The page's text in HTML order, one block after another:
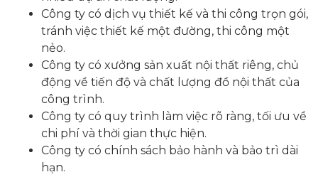
Công ty có dịch vụ thiết kế và thi công trọn gói,
tránh việc thiết kế một đường, thi công một
nẻo.
Công ty có xưởng sản xuất nội thất riêng, chủ
động về tiến độ và chất lượng đồ nội thất của
công trình.
Công ty có quy trình làm việc rõ ràng, tối ưu về
chi phí và thời gian thực hiện.
Công ty có chính sách bảo hành và bảo trì dài
hạn.